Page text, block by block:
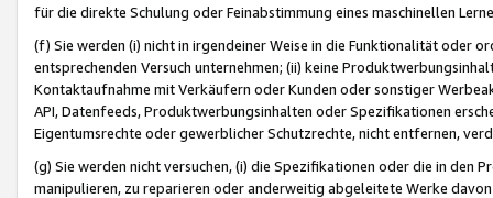
für die direkte Schulung oder Feinabstimmung eines maschinellen
(f) Sie werden (i) nicht in irgendeiner Weise in die Funktionalität oder
entsprechenden Versuch unternehmen; (ii) keine
Kontaktaufnahme mit Verkäufern oder Kunden oder sonstiger
API, Datenfeeds, Produktwerbungsinhalten oder Spezifikationen
Eigentumsrechte oder gewerblicher Schutzrechte, nicht entfernen,
(g) Sie werden nicht versuchen, (i) die Spezifikationen oder die in
manipulieren, zu reparieren oder anderweitig abgeleitete Werke